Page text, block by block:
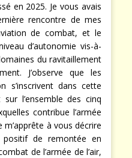
en 2025. Je vous avais
rencontre de mes
de combat, et le
d’autonomie vis-à-
du ravitaillement
J’observe que les
s’inscrivent dans cette
l’ensemble des cinq
contribue l’armée
m’apprête à vous décrire
de remontée en
de l’armée de l’air,